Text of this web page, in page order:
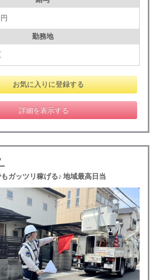
勤務地
お気に入りに登録する
詳細を表示する
ガッツリ稼げる♪ 地域最高日当